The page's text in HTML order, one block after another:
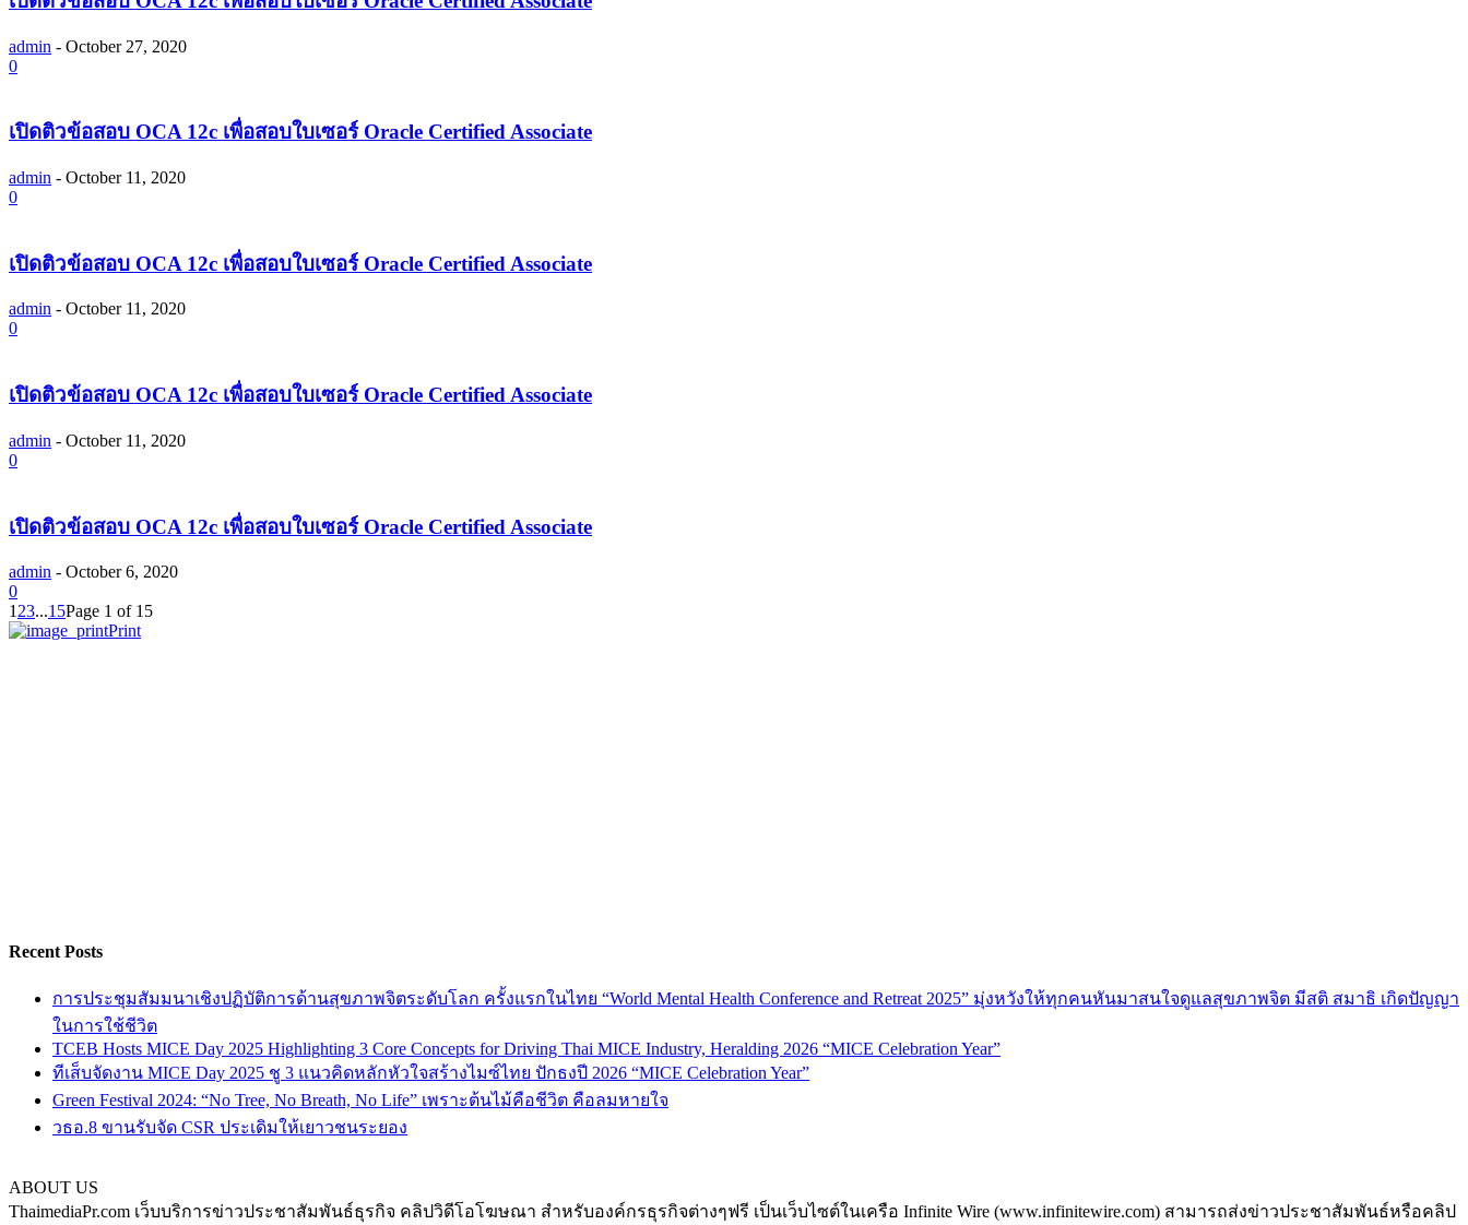
admin - October 27, 2020
0
เปิดติวข้อสอบ OCA 12c เพื่อสอบใบเซอร์ Oracle Certified Associate
admin - October 11, 2020
0
เปิดติวข้อสอบ OCA 12c เพื่อสอบใบเซอร์ Oracle Certified Associate
admin - October 11, 2020
0
เปิดติวข้อสอบ OCA 12c เพื่อสอบใบเซอร์ Oracle Certified Associate
admin - October 11, 2020
0
เปิดติวข้อสอบ OCA 12c เพื่อสอบใบเซอร์ Oracle Certified Associate
admin - October 6, 2020
0
1 23...15Page 1 of 15
Print
Recent Posts
การประชุมสัมมนาเชิงปฏิบัติการด้านสุขภาพจิตระดับโลก ครั้งแรกในไทย “World Mental Health Conference and Retreat 2025” มุ่งหวังให้ทุกคนหันมาสนใจดูแลสุขภาพจิต มีสติ สมาธิ เกิดปัญญา
ในการใช้ชีวิต
TCEB Hosts MICE Day 2025 Highlighting 3 Core Concepts for Driving Thai MICE Industry, Heralding 2026 “MICE Celebration Year”
ทีเส็บจัดงาน MICE Day 2025 ชู 3 แนวคิดหลักหัวใจสร้างไมซ์ไทย ปักธงปี 2026 “MICE Celebration Year”
Green Festival 2024: “No Tree, No Breath, No Life” เพราะต้นไม้คือชีวิต คือลมหายใจ
วธอ.8 ขานรับจัด CSR ประเดิมให้เยาวชนระยอง
ABOUT US
ThaimediaPr.com เว็บบริการข่าวประชาสัมพันธ์ธุรกิจ คลิปวิดีโอโฆษณา สำหรับองค์กรธุรกิจต่างๆฟรี เป็นเว็บไซต์ในเครือ Infinite Wire (www.infinitewire.com) สามารถส่งข่าวประชาสัมพันธ์หรือคลิป